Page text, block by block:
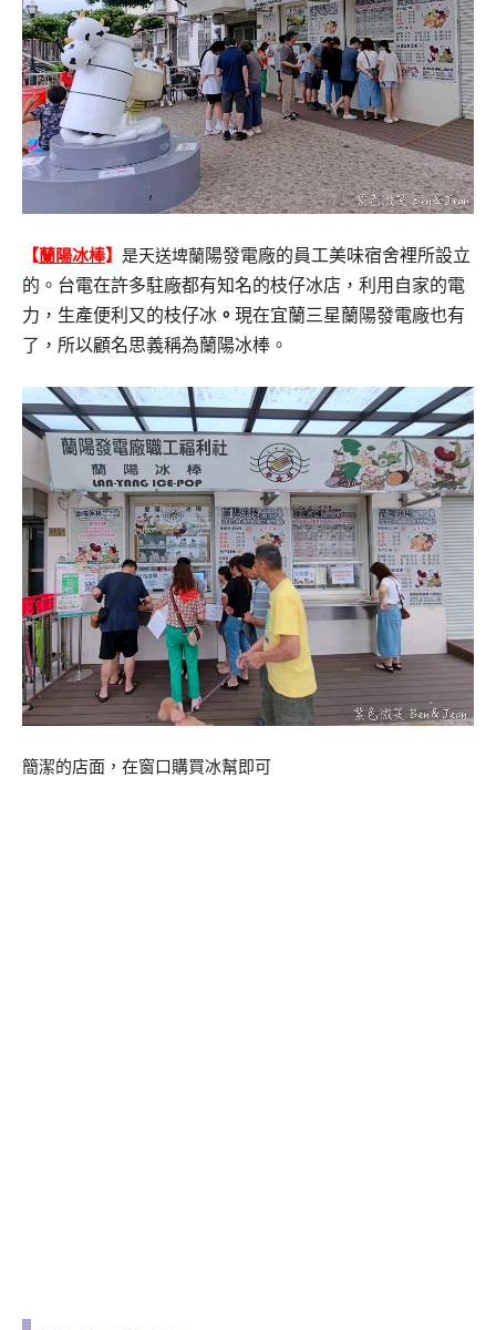
【蘭陽冰棒】 是天送埤蘭陽發電廠的員工美味宿舍裡所設立
的。台電在許多駐廠都有知名的枝仔冰店，利用自家的電
力，生產便利又的枝仔冰 。 現在宜蘭三星蘭陽發電廠也有
了，所以顧名思義稱為蘭陽冰棒。
簡潔的店面，在窗口購買冰幫即可